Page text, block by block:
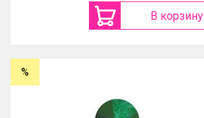
В корзину
%